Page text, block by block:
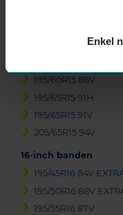
Enkel
195/50R15 82V
195/60R15 88V
195/65R15 91H
195/65R15 91V
205/65R15 94V
16-inch banden
195/45R16 84V
195/50R16 88V
195/55R16 87V